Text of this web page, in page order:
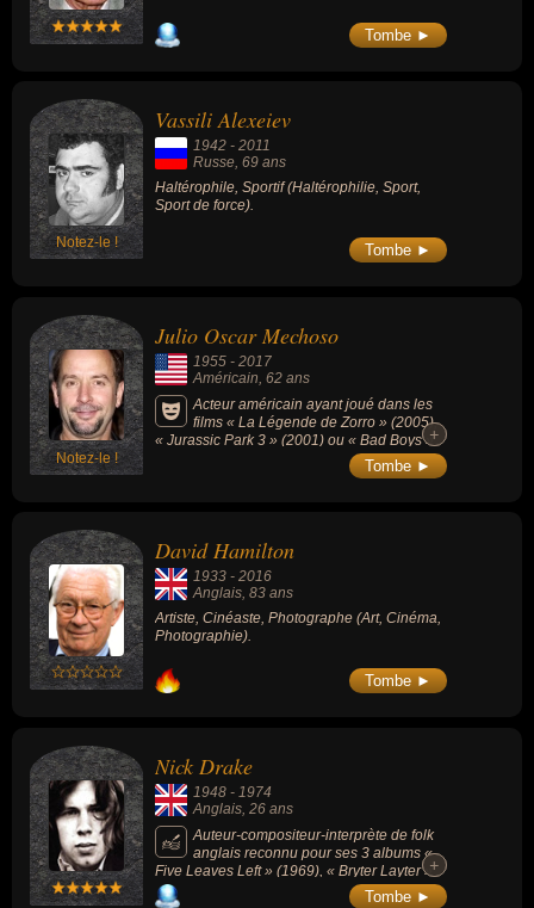
Tombe ►
Notez-le !
Vassili Alexeiev
1942 - 2011
Russe, 69 ans
Haltérophile, Sportif (Haltérophilie, Sport,
Sport de force).
Tombe ►
Notez-le !
Julio Oscar Mechoso
1955 - 2017
Américain, 62 ans
Acteur américain ayant joué dans les
films « La Légende de Zorro » (2005),
« Jurassic Park 3 » (2001) ou « Bad Boys »+
+
Tombe ►
David Hamilton
1933 - 2016
Anglais, 83 ans
Artiste, Cinéaste, Photographe (Art, Cinéma,
Photographie).
Tombe ►
Nick Drake
1948 - 1974
Anglais, 26 ans
Auteur-compositeur-interprète de folk
anglais reconnu pour ses 3 albums «
Five Leaves Left » (1969), « Bryter Layter »
(1970) et « Pink Moon » (1972).
+
+
Tombe ►